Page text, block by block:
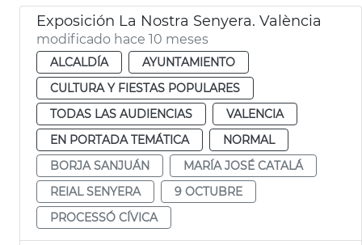
Exposición La Nostra Senyera. València
modificado hace 10 meses
ALCALDÍA
AYUNTAMIENTO
CULTURA Y FIESTAS POPULARES
TODAS LAS AUDIENCIAS
VALENCIA
EN PORTADA TEMÁTICA
NORMAL
BORJA SANJUÁN
MARÍA JOSÉ CATALÁ
REIAL SENYERA
9 OCTUBRE
PROCESSÓ CÍVICA